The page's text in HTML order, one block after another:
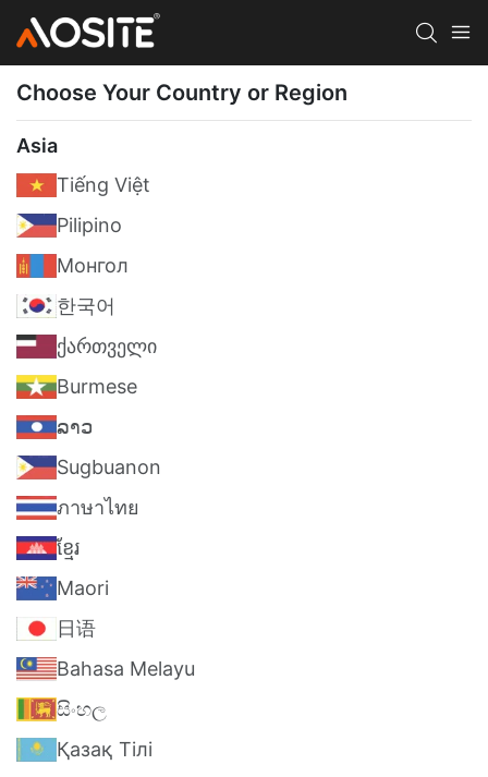
Choose Your Country or Region
Asia
Tiếng Việt
Pilipino
Монгол
한국어
ქართველი
Burmese
ລາວ
Sugbuanon
ภาษาไทย
ខ្មែរ
Maori
日语
Bahasa Melayu
සිංහල
Қазақ Тілі